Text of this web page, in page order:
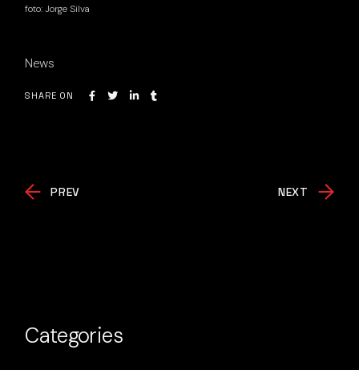
foto: Jorge Silva
News
SHARE ON
PREV NEXT
Categories